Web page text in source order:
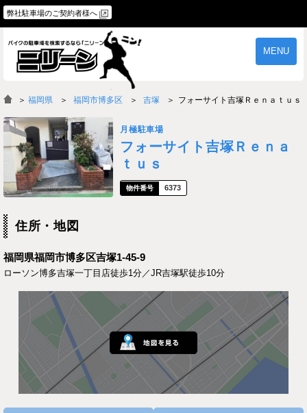
弊社駐車場のご契約者様へ
MENU
物件一覧 ご契約の流れ
よくあるご質問
＞ 福岡県 福岡市博多区 吉塚 フォーサイト吉塚Ｒｅｎａｔｕｓ
月極駐車場
フォーサイト吉塚Ｒｅｎａ
ｔｕｓ
6373
住所・地図
福岡県福岡市博多区吉塚1-45-9
ローソン博多吉塚一丁目店徒歩1分／JR吉塚駅徒歩10分